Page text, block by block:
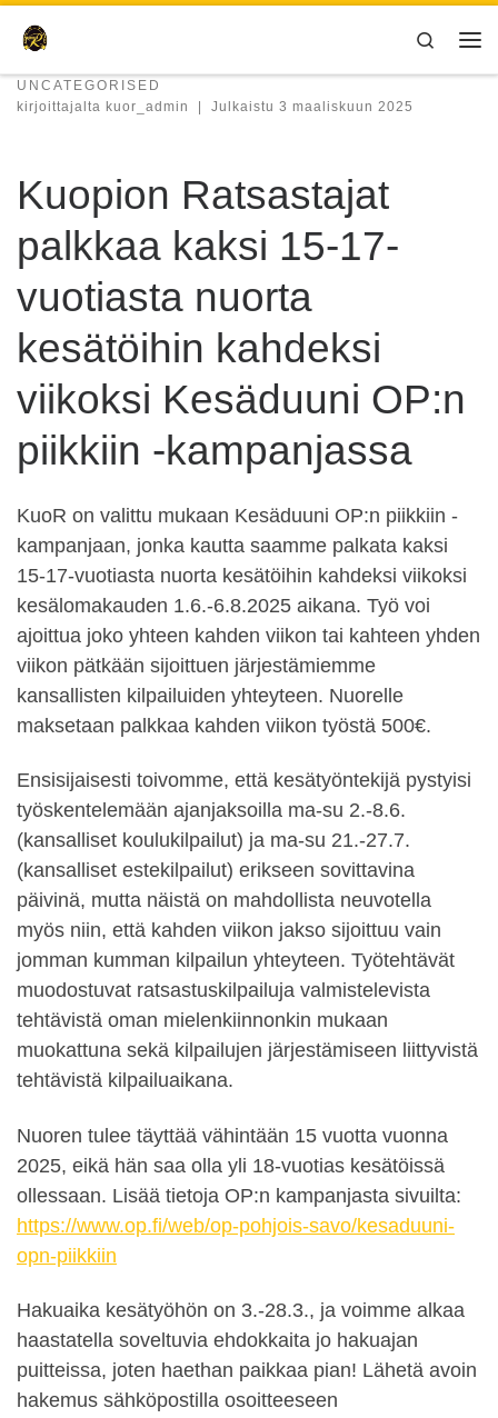
Skip to content
Search
UNCATEGORISED
kirjoittajalta kuor_admin | Julkaistu 3 maaliskuun 2025
Kuopion Ratsastajat
palkkaa kaksi 15-17-
vuotiasta nuorta
kesätöihin kahdeksi
viikoksi Kesäduuni OP:n
piikkiin -kampanjassa
KuoR on valittu mukaan Kesäduuni OP:n piikkiin -
kampanjaan, jonka kautta saamme palkata kaksi
15-17-vuotiasta nuorta kesätöihin kahdeksi viikoksi
kesälomakauden 1.6.-6.8.2025 aikana. Työ voi
ajoittua joko yhteen kahden viikon tai kahteen yhden
viikon pätkään sijoittuen järjestämiemme
kansallisten kilpailuiden yhteyteen. Nuorelle
maksetaan palkkaa kahden viikon työstä 500€.
Ensisijaisesti toivomme, että kesätyöntekijä pystyisi
työskentelemään ajanjaksoilla ma-su 2.-8.6.
(kansalliset koulukilpailut) ja ma-su 21.-27.7.
(kansalliset estekilpailut) erikseen sovittavina
päivinä, mutta näistä on mahdollista neuvotella
myös niin, että kahden viikon jakso sijoittuu vain
jomman kumman kilpailun yhteyteen. Työtehtävät
muodostuvat ratsastuskilpailuja valmistelevista
tehtävistä oman mielenkiinnonkin mukaan
muokattuna sekä kilpailujen järjestämiseen liittyvistä
tehtävistä kilpailuaikana.
Nuoren tulee täyttää vähintään 15 vuotta vuonna
2025, eikä hän saa olla yli 18-vuotias kesätöissä
ollessaan. Lisää tietoja OP:n kampanjasta sivuilta:
https://www.op.fi/web/op-pohjois-savo/kesaduuni-
opn-piikkiin
Hakuaika kesätyöhön on 3.-28.3., ja voimme alkaa
haastatella soveltuvia ehdokkaita jo hakuajan
puitteissa, joten haethan paikkaa pian! Lähetä avoin
hakemus sähköpostilla osoitteeseen